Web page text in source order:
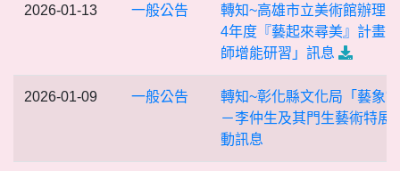
2026-01-13 一般公告
轉知~高雄市立美術館辦理
4年度『藝起來尋美』計畫
師增能研習」訊息
2026-01-09 一般公告
轉知~彰化縣文化局「藝象
－李仲生及其門生藝術特展
動訊息